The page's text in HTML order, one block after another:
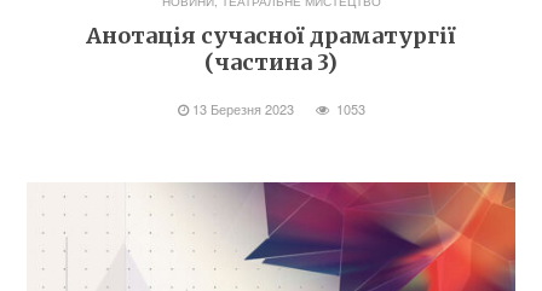
Анотація сучасної драматургії
(частина 3)
13 Березня 2023 1053